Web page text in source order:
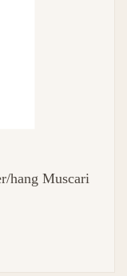
hang Muscari